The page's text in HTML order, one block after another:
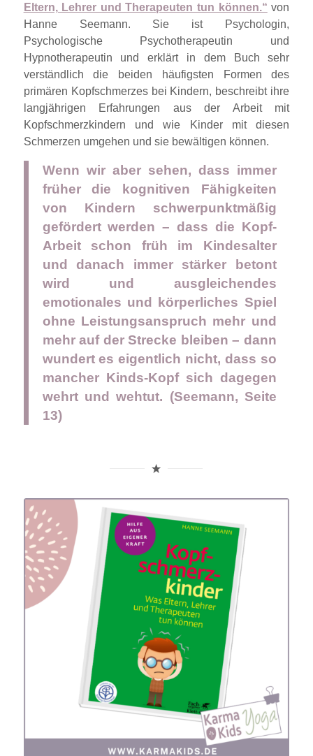
Eltern, Lehrer und Therapeuten tun können.“ von
Hanne Seemann. Sie ist Psychologin,
Psychologische Psychotherapeutin und
Hypnotherapeutin und erklärt in dem Buch sehr
verständlich die beiden häufigsten Formen des
primären Kopfschmerzes bei Kindern, beschreibt ihre
langjährigen Erfahrungen aus der Arbeit mit
Kopfschmerzkindern und wie Kinder mit diesen
Schmerzen umgehen und sie bewältigen können.
Wenn wir aber sehen, dass immer
früher die kognitiven Fähigkeiten
von Kindern schwerpunktmäßig
gefördert werden – dass die Kopf-
Arbeit schon früh im Kindesalter
und danach immer stärker betont
wird und ausgleichendes
emotionales und körperliches Spiel
ohne Leistungsanspruch mehr und
mehr auf der Strecke bleiben – dann
wundert es eigentlich nicht, dass so
mancher Kinds-Kopf sich dagegen
wehrt und wehtut. (Seemann, Seite
13)